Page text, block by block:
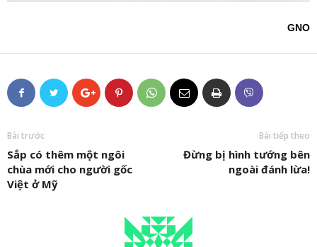
GNO
Bài trước
Sắp có thêm một ngôi
chùa mới cho người gốc
Việt ở Mỹ
Bài tiếp theo
Đừng bị hình tướng bên
ngoài đánh lừa!